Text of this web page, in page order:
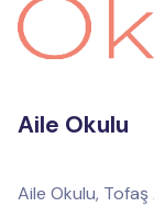
Aile Okulu
Aile Okulu, Tofaş